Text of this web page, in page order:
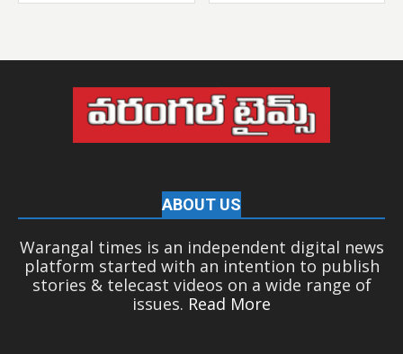
ABOUT US
Warangal times is an independent digital news
platform started with an intention to publish
stories & telecast videos on a wide range of
issues. Read More